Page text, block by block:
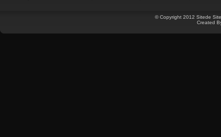
© Copyright 2012 Sitede
Created